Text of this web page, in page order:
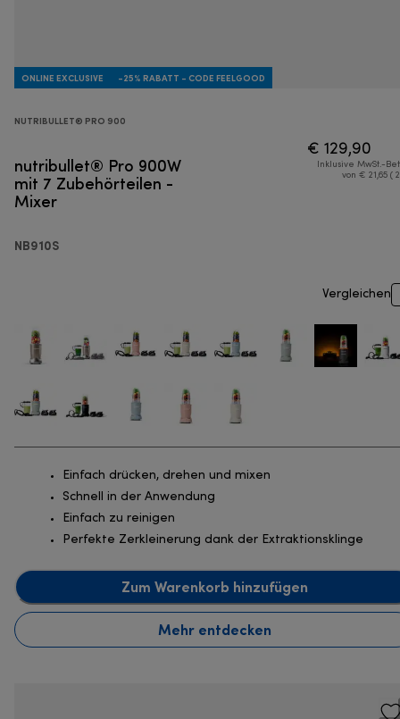
ONLINE EXCLUSIVE -25% RABATT - CODE FEELGOOD
NUTRIBULLET® PRO 900
nutribullet® Pro 900W
mit 7 Zubehörteilen -
Mixer
NB910S
€ 129,90
Inklusive MwSt.-
von € 21,65 (
Vergleichen
Einfach drücken, drehen und mixen
Schnell in der Anwendung
Einfach zu reinigen
Perfekte Zerkleinerung dank der Extraktionsklinge
Zum Warenkorb hinzufügen
Mehr entdecken